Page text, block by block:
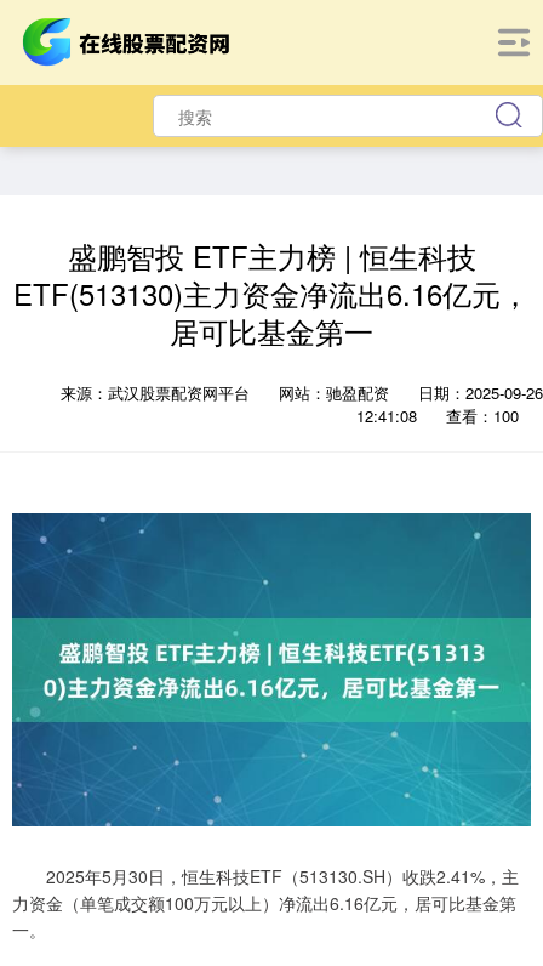
盛鹏智投 ETF主力榜 | 恒生科技
ETF(513130)主力资金净流出6.16亿元，
居可比基金第一
来源：武汉股票配资网平台 网站：驰盈配资
日期：2025-09-26
12:41:08
查看：100
2025年5月30日，恒生科技ETF（513130.SH）收跌2.41%，主
力资金（单笔成交额100万元以上）净流出6.16亿元，居可比基金第
一。